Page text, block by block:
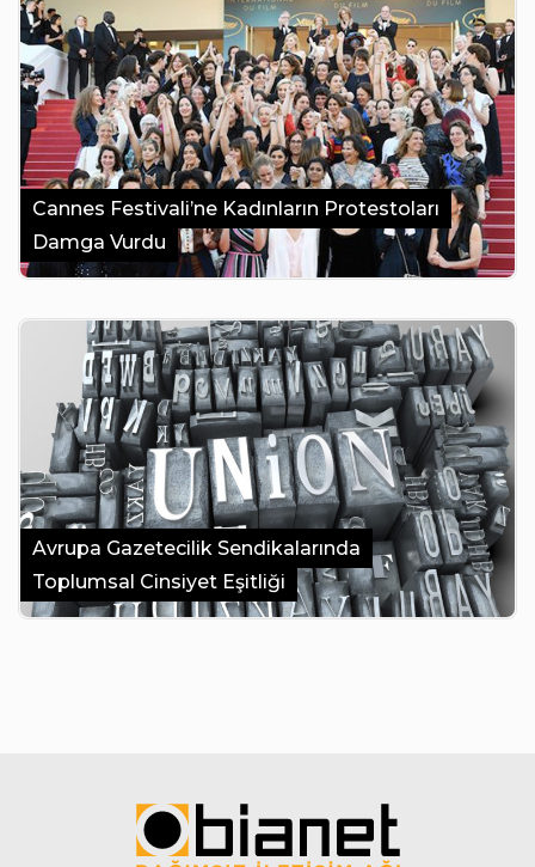
Cannes Festivali’ne Kadınların Protestoları
Damga Vurdu
Avrupa Gazetecilik Sendikalarında
Toplumsal Cinsiyet Eşitliği